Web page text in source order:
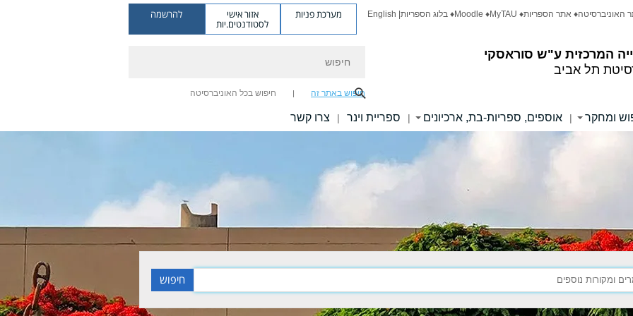
המרכזית ע"ש סוראסקי
תל אביב
האוניברסיטה♦ אתר הספריות♦ MyTAU
♦ Moodle ♦ בלוג הספריות מערכת פניות אזור אישי
לסטודנטים.יות
להרשמה
חיפוש באתר זה חיפוש בכל האוניברסיטה
ומחקר | אוספים, ספריות-בת, ארכיונים | ספריית וינר | צרו קשר